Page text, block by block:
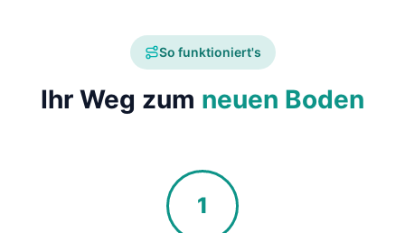
So funktioniert's
Ihr Weg zum neuen Boden
1